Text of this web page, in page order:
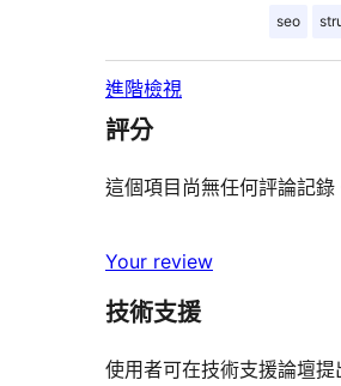
seo
進階檢視
評分
這個項目尚無任何評論記錄
Your review
技術支援
使用者可在技術支援論壇提